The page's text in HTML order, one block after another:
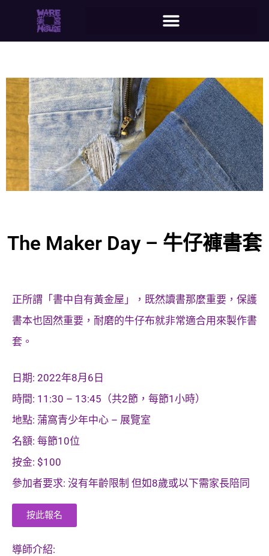
The Maker Day – 牛仔褲書套
正所謂「書中自有黃金屋」，既然讀書那麼重要，保護
書本也固然重要，耐磨的牛仔布就非常適合用來製作書
套。
日期: 2022年8月6日
時間: 11:30 – 13:45（共2節，每節1小時）
地點: 蒲窩青少年中心 – 展覽室
名額: 每節10位
按金: $100
參加者要求: 沒有年齡限制 但如8歲或以下需家長陪同
按此報名
導師介紹: